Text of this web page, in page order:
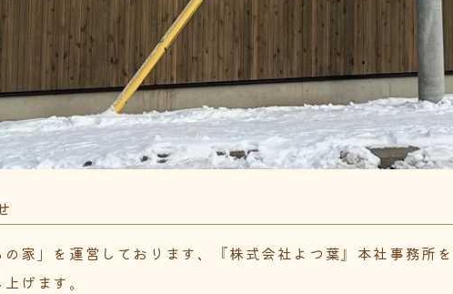
家」を運営しております、『株式会社よつ葉』本社事務所
げます。